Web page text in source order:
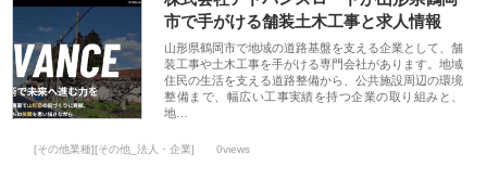
市で手がける舗装土木工事と求人情報
山形県鶴岡市で地域の道路基盤を支える企業として、舗
装工事や土木工事を手がける専門会社があります。地域
住民の生活を支える道路整備から、公共施設周辺の環境
整備まで、幅広い工事実績を持つ企業の取り組みと、
地…
[その他業種][その他_法人・企業] 0views